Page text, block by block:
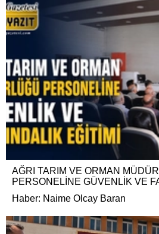
AĞRI TARIM VE ORMAN
PERSONELİNE GÜVENLİK VE
Haber: Naime Olcay Baran